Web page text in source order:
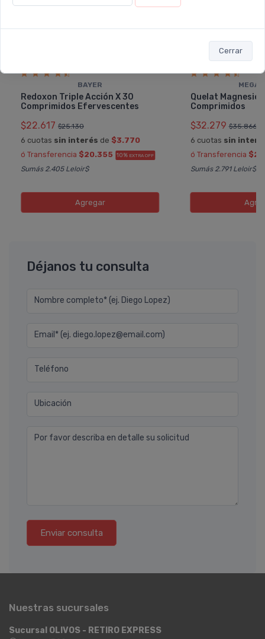
Cerrar
BAYER
Redoxon Triple Acción X 30
Comprimidos Efervescentes
$22.617 $25.130
6 cuotas sin interés de $3.770
ó Transferencia $20.355 10% EXTRA OFF
Sumás 2.405 Leloir$
Agregar
Quelat Magnesio
Comprimidos
$32.279 $35.866
6 cuotas sin
ó Transferencia
Sumás 2.791 Leloir$
Déjanos tu consulta
Nombre completo* (ej. Diego Lopez)
Email* (ej. diego.lopez@email.com)
Teléfono
Ubicación
Por favor describa en detalle su solicitud
Enviar consulta
Nuestras sucursales
Sucursal OLIVOS - RETIRO EXPRESS